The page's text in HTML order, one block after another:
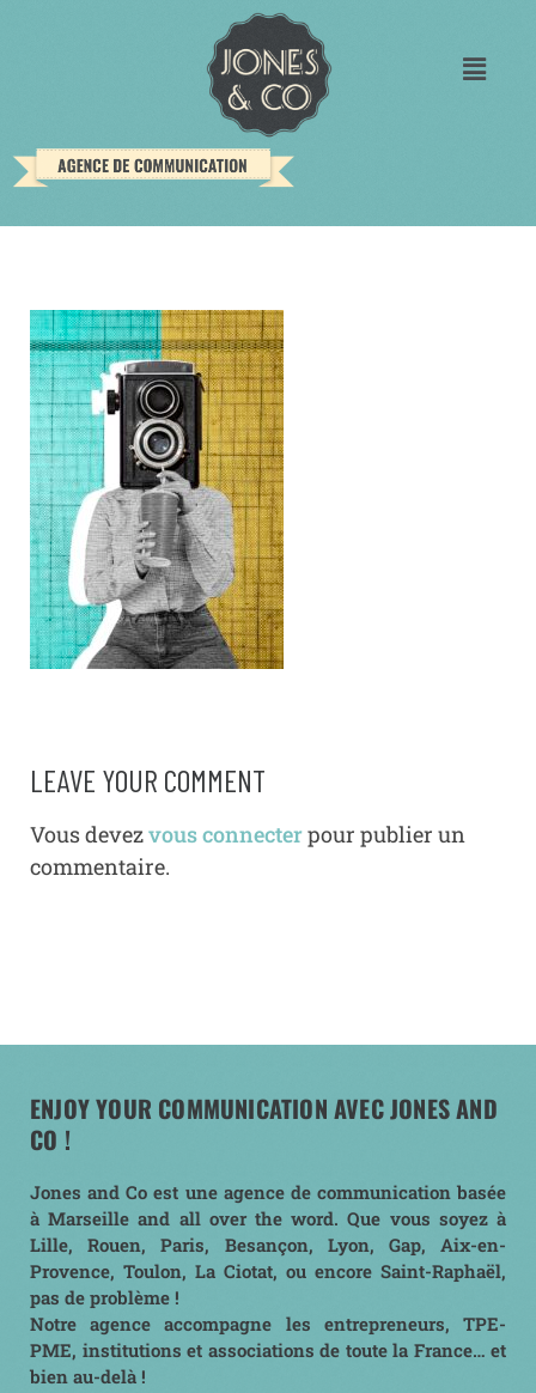
LEAVE YOUR COMMENT
Vous devezvous connecterpour publier un
commentaire.
ENJOY YOUR COMMUNICATION AVEC JONES AND
CO !
Jones and Co est une agence de communication basée
à Marseille and all over the word. Que vous soyez à
Lille, Rouen, Paris, Besançon, Lyon, Gap, Aix-en-
Provence, Toulon, La Ciotat, ou encore Saint-Raphaël,
pas de problème !
Notre agence accompagne les entrepreneurs, TPE-
PME, institutions et associations de toute la France… et
bien au-delà !